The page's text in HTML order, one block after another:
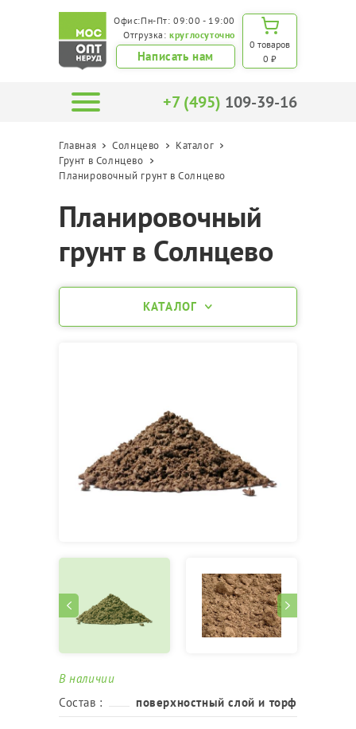
Офис:Пн-Пт: 09:00 - 19:00
Отгрузка:круглосуточно
Написать нам
0 товаров
0 ₽
+7 (495) 109-39-16
Главная Солнцево
Каталог
Грунт в Солнцево
Планировочный грунт в Солнцево
Планировочный
грунт в Солнцево
КАТАЛОГ
В наличии
Состав :
поверхностный слой и торф